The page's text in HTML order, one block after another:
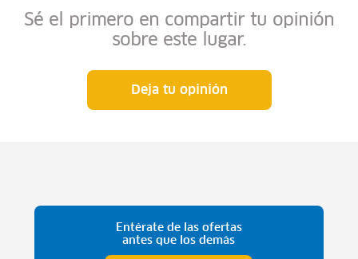
Sé el primero en compartir tu opinión
sobre este lugar.
Deja tu opinión
Entérate de las ofertas
antes que los demás